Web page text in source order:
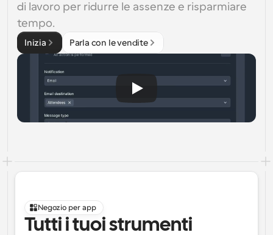
di lavoro per ridurre le assenze e risparmiare
tempo.
Inizia Parla con le vendite
Negozio per app
Tutti i tuoi strumenti